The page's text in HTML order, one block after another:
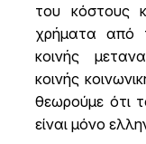
του κόστους
χρήματα από
κοινής
κοινής
θεωρούμε ότι
είναι μόνο